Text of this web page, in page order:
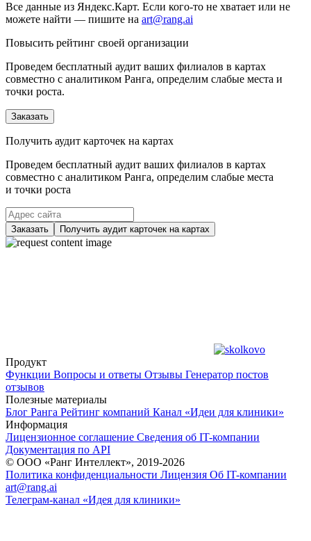
Все данные из Яндекс.Карт. Если кого-то не хватает или не
можете найти — пишите на art@rang.ai
Повысить рейтинг своей организации
Проведем бесплатный аудит ваших филиалов в картах
совместно с аналитиком Ранга, определим слабые места и
точки роста.
Заказать
Получить аудит карточек на картах
Проведем бесплатный аудит ваших филиалов в картах
совместно с аналитиком Ранга, определим слабые места
и точки роста
Заказать Получить аудит карточек на картах
Продукт
Функции Вопросы и ответы Отзывы Генератор постов
отзывов
Полезные материалы
Блог Ранга Рейтинг компаний Канал «Идеи для клиники»
Информация
Лицензионное соглашение Сведения об IT-компании
Документация по API
© ООО «Ранг Интеллект», 2019-2026
Политика конфиденциальности Лицензия Об IT-компании
art@rang.ai
Телеграм-канал «Идея для клиники»